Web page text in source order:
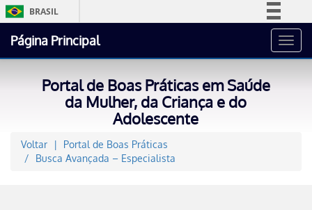
BRASIL
Acesso à informação
Página Principal
Portal de Boas Práticas em Saúde
da Mulher, da Criança e do
Adolescente
Voltar
Portal de Boas Práticas
Busca Avançada – Especialista